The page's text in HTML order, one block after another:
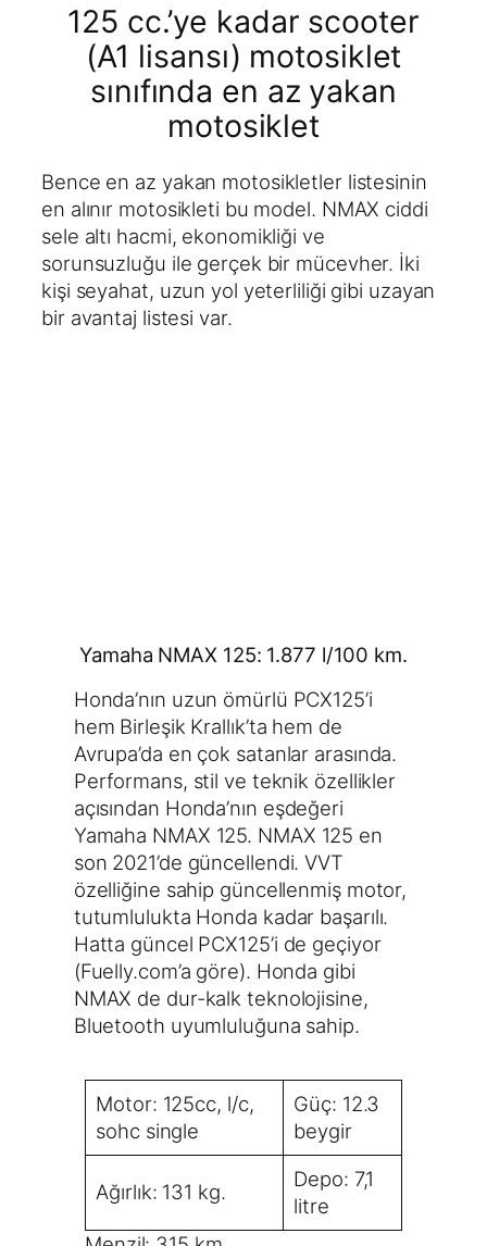
125 cc.’ye kadar scooter
(A1 lisansı) motosiklet
sınıfında en az yakan
motosiklet
Bence en az yakan motosikletler listesinin
en alınır motosikleti bu model. NMAX ciddi
sele altı hacmi, ekonomikliği ve
sorunsuzluğu ile gerçek bir mücevher. İki
kişi seyahat, uzun yol yeterliliği gibi uzayan
bir avantaj listesi var.
Yamaha NMAX 125: 1.877 l/100 km.
Honda’nın uzun ömürlü PCX125’i
hem Birleşik Krallık’ta hem de
Avrupa’da en çok satanlar arasında.
Performans, stil ve teknik özellikler
açısından Honda’nın eşdeğeri
Yamaha NMAX 125. NMAX 125 en
son 2021’de güncellendi. VVT
özelliğine sahip güncellenmiş motor,
tutumlulukta Honda kadar başarılı.
Hatta güncel PCX125’i de geçiyor
(Fuelly.com’a göre). Honda gibi
NMAX de dur-kalk teknolojisine,
Bluetooth uyumluluğuna sahip.
Motor: 125cc, l/c,
sohc single
Güç: 12.3
beygir
Ağırlık: 131 kg.
Depo: 7,1
litre